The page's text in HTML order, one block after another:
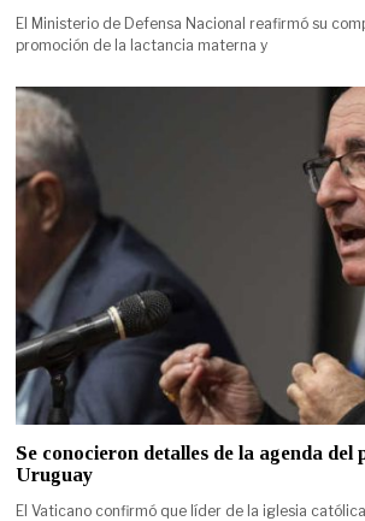
El Ministerio de Defensa Nacional reafirmó su
promoción de la lactancia materna y
Se conocieron detalles de la agenda del
Uruguay
El Vaticano confirmó que líder de la iglesia